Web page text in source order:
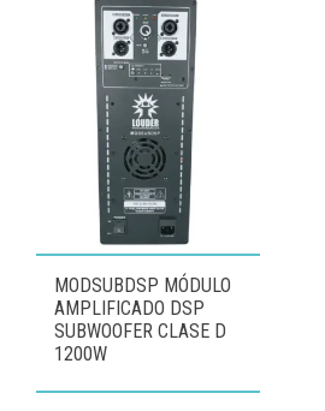
MODSUBDSP MÓDULO
AMPLIFICADO DSP
SUBWOOFER CLASE D
1200W